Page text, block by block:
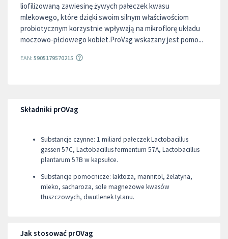
liofilizowaną zawiesinę żywych pałeczek kwasu
mlekowego, które dzięki swoim silnym właściwościom
probiotycznym korzystnie wpływają na mikroflorę układu
moczowo-płciowego kobiet.ProVag wskazany jest pomo...
EAN: 5905179570215
Składniki prOVag
Substancje czynne: 1 miliard pałeczek Lactobacillus
gasseri 57C, Lactobacillus fermentum 57A, Lactobacillus
plantarum 57B w kapsułce.
Substancje pomocnicze: laktoza, mannitol, żelatyna,
mleko, sacharoza, sole magnezowe kwasów
tłuszczowych, dwutlenek tytanu.
Jak stosować prOVag